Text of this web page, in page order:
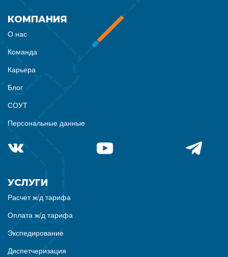
КОМПАНИЯ
О нас
Команда
Карьера
Блог
СОУТ
Персональные данные
УСЛУГИ
Расчет ж/д тарифа
Оплата ж/д тарифа
Экспедирование
Диспетчеризация